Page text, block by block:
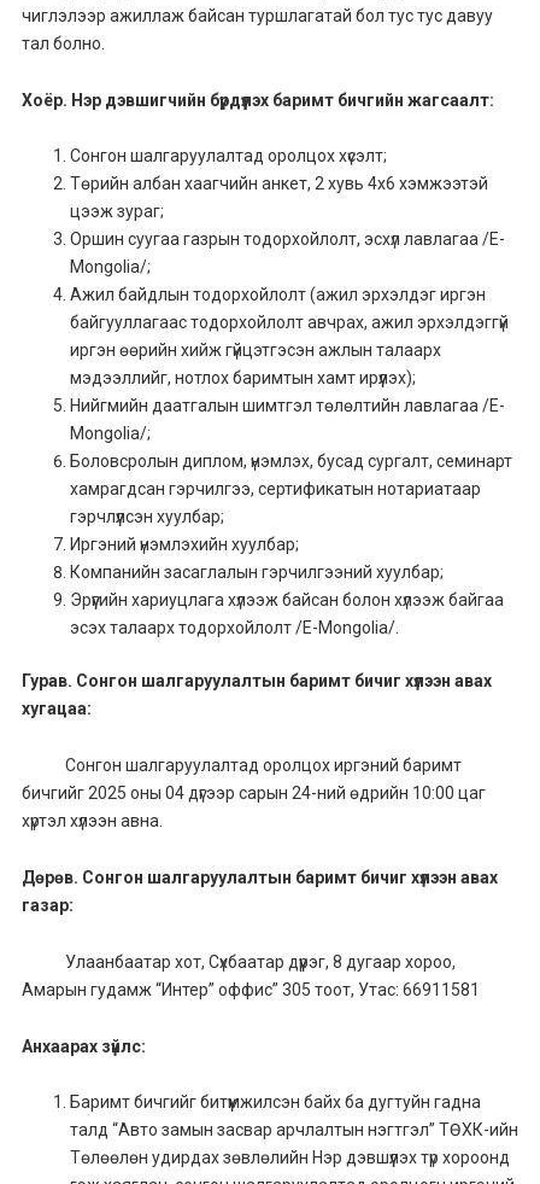
чиглэлээр ажиллаж байсан туршлагатай бол тус тус давуу
тал болно.
Хоёр. Нэр дэвшигчийн бүрдүүлэх баримт бичгийн жагсаалт:
Сонгон шалгаруулалтад оролцох хүсэлт;
Төрийн албан хаагчийн анкет, 2 хувь 4х6 хэмжээтэй
цээж зураг;
Оршин суугаа газрын тодорхойлолт, эсхүл лавлагаа /E-
Mongolia/;
Ажил байдлын тодорхойлолт (ажил эрхэлдэг иргэн
байгууллагаас тодорхойлолт авчрах, ажил эрхэлдэггүй
иргэн өөрийн хийж гүйцэтгэсэн ажлын талаарх
мэдээллийг, нотлох баримтын хамт ирүүлэх);
Нийгмийн даатгалын шимтгэл төлөлтийн лавлагаа /E-
Mongolia/;
Боловсролын диплом, үнэмлэх, бусад сургалт, семинарт
хамрагдсан гэрчилгээ, сертификатын нотариатаар
гэрчлүүлсэн хуулбар;
Иргэний үнэмлэхийн хуулбар;
Компанийн засаглалын гэрчилгээний хуулбар;
Эрүүгийн хариуцлага хүлээж байсан болон хүлээж байгаа
эсэх талаарх тодорхойлолт /E-Mongolia/.
Гурав. Сонгон шалгаруулалтын баримт бичиг хүлээн авах
хугацаа:
Сонгон шалгаруулалтад оролцох иргэний баримт
бичгийг 2025 оны 04 дүгээр сарын 24-ний өдрийн 10:00 цаг
хүртэл хүлээн авна.
Дөрөв. Сонгон шалгаруулалтын баримт бичиг хүлээн авах
газар:
Улаанбаатар хот, Сүхбаатар дүүрэг, 8 дугаар хороо,
Амарын гудамж “Интер” оффис” 305 тоот, Утас: 66911581
Анхаарах зүйлс:
Баримт бичгийг битүүмжилсэн байх ба дугтуйн гадна
талд “Авто замын засвар арчлалтын нэгтгэл” ТӨХК-ийн
Төлөөлөн удирдах зөвлөлийн Нэр дэвшүүлэх түр хороонд